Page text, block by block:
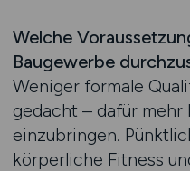
Welche
Baugewerbe
Weniger formale
gedacht – dafür
einzubringen.
körperliche Fitness